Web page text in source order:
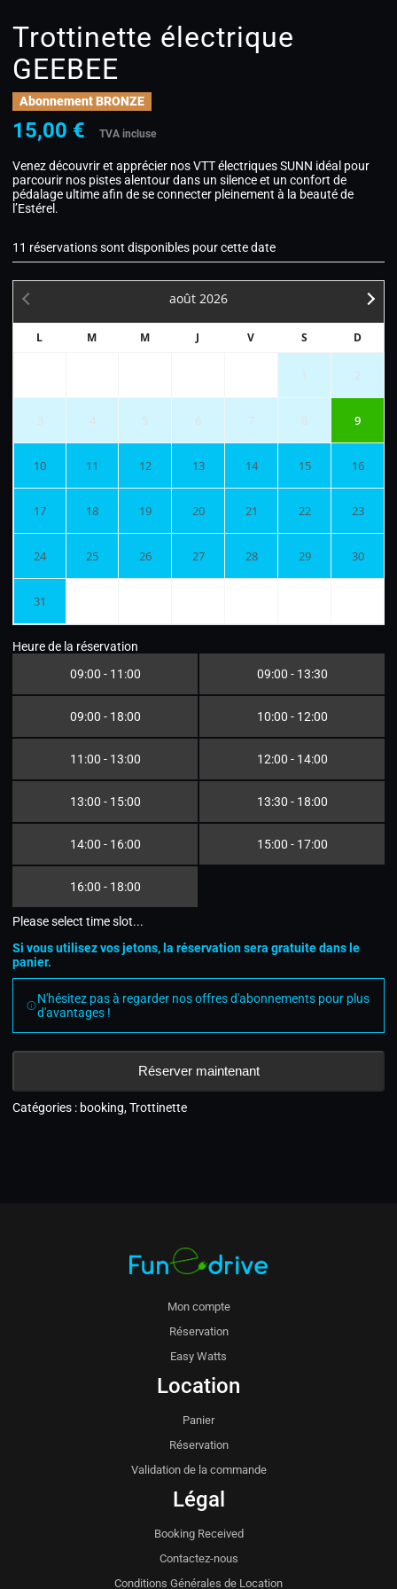
Trottinette électrique
GEEBEE
Abonnement BRONZE
15,00 € TVA incluse
Venez découvrir et apprécier nos VTT électriques SUNN idéal pour
parcourir nos pistes alentour dans un silence et un confort de
pédalage ultime afin de se connecter pleinement à la beauté de
l’Estérel.
11 réservations sont disponibles pour cette date
août 2026
L M M J V S D
1 2
3 4 5 6 7 8 9
10 11 12 13 14 15 16
17 18 19 20 21 22 23
24 25 26 27 28 29 30
31
Heure de la réservation
09:00 - 11:00
09:00 - 13:30
09:00 - 18:00 10:00 - 12:00
11:00 - 13:00 12:00 - 14:00
13:00 - 15:00 13:30 - 18:00
14:00 - 16:00 15:00 - 17:00
16:00 - 18:00
Please select time slot...
Si vous utilisez vos jetons, la réservation sera gratuite dans le
panier.
N'hésitez pas à regarder nos offres d'abonnements pour plus
d'avantages !
Réserver maintenant
Catégories : booking,Trottinette
Mon compte
Réservation
Easy Watts
Location
Panier
Réservation
Validation de la commande
Légal
Booking Received
Contactez-nous
Conditions Générales de Location